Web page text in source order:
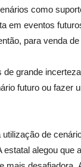
como
em eventos
para venda
grande
futuro ou fazer
de
alegou que